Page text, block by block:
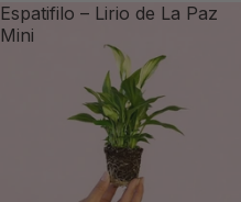
Espatifilo – Lirio de La Paz
Mini